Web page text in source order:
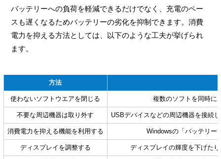
バッテリーへの負荷を軽減できるだけでなく、充電のペー
スも遅くなるためバッテリーの劣化を抑制できます。消費
電力を抑える方法としては、以下のような工夫が挙げられ
ます。
方法
使わないソフトウエアを閉じる 複数のソフトを同時に
不要な周辺機器は取り外す USBデバイスなどの周辺機器を接続
消費電力を抑える機能を利用する Windowsの「バッテリー
ディスプレイを調整する ディスプレイの輝度を下げた